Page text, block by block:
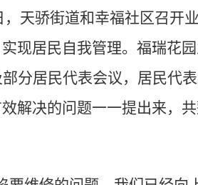
，天骄街道和幸福社区召开
现居民自我管理。福瑞花
分居民代表会议，居民代
解决的问题一一提出来，